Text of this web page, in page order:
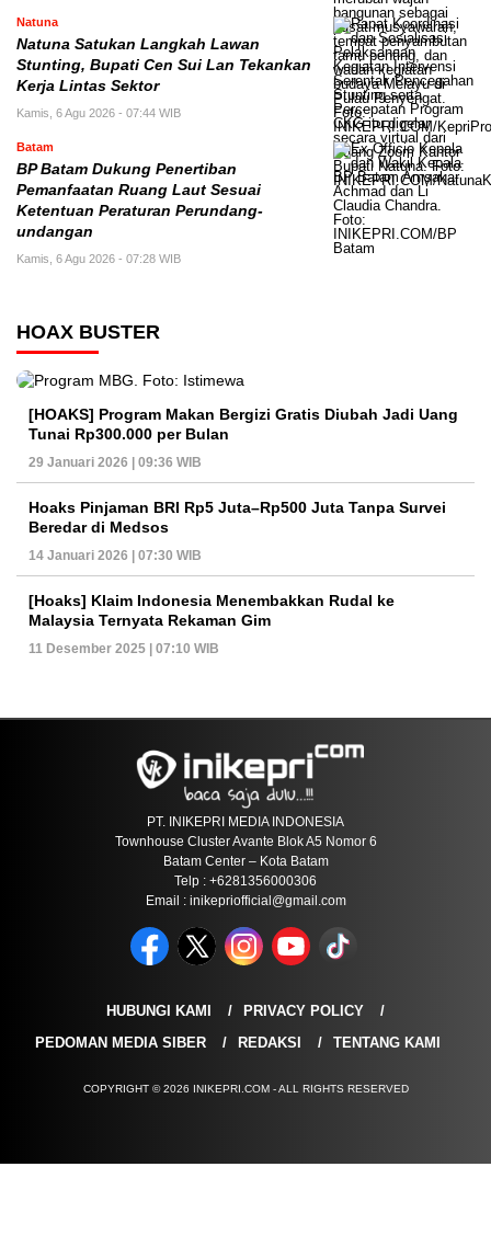
Natuna
Natuna Satukan Langkah Lawan
Stunting, Bupati Cen Sui Lan Tekankan
Kerja Lintas Sektor
Kamis, 6 Agu 2026 - 07:44 WIB
Batam
BP Batam Dukung Penertiban
Pemanfaatan Ruang Laut Sesuai
Ketentuan Peraturan Perundang-
undangan
Kamis, 6 Agu 2026 - 07:28 WIB
HOAX BUSTER
[HOAKS] Program Makan Bergizi Gratis Diubah Jadi Uang
Tunai Rp300.000 per Bulan
29 Januari 2026 | 09:36 WIB
Hoaks Pinjaman BRI Rp5 Juta–Rp500 Juta Tanpa Survei
Beredar di Medsos
14 Januari 2026 | 07:30 WIB
[Hoaks] Klaim Indonesia Menembakkan Rudal ke
Malaysia Ternyata Rekaman Gim
11 Desember 2025 | 07:10 WIB
PT. INIKEPRI MEDIA INDONESIA
Townhouse Cluster Avante Blok A5 Nomor 6
Batam Center – Kota Batam
Telp : +6281356000306
Email : inikepriofficial@gmail.com
HUBUNGI KAMI
PRIVACY POLICY
PEDOMAN MEDIA SIBER
REDAKSI TENTANG KAMI
COPYRIGHT © 2026 INIKEPRI.COM - ALL RIGHTS RESERVED